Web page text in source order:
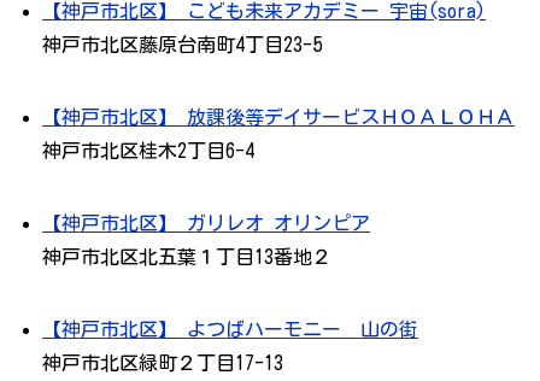
【神戸市北区】 こども未来アカデミー 宇宙(sora)
神戸市北区藤原台南町4丁目23-5
【神戸市北区】 放課後等デイサービスＨＯＡＬＯＨＡ
神戸市北区桂木2丁目6-4
【神戸市北区】 ガリレオ オリンピア
神戸市北区北五葉１丁目13番地２
【神戸市北区】 よつばハーモニー 山の街
神戸市北区緑町２丁目17-13